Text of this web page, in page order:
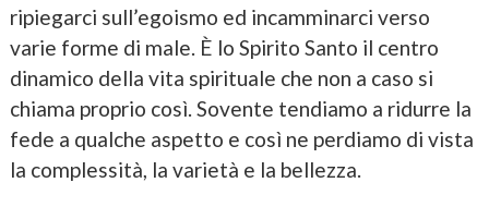
ripiegarci sull’egoismo ed incamminarci verso
varie forme di male. È lo Spirito Santo il centro
dinamico della vita spirituale che non a caso si
chiama proprio così. Sovente tendiamo a ridurre la
fede a qualche aspetto e così ne perdiamo di vista
la complessità, la varietà e la bellezza.